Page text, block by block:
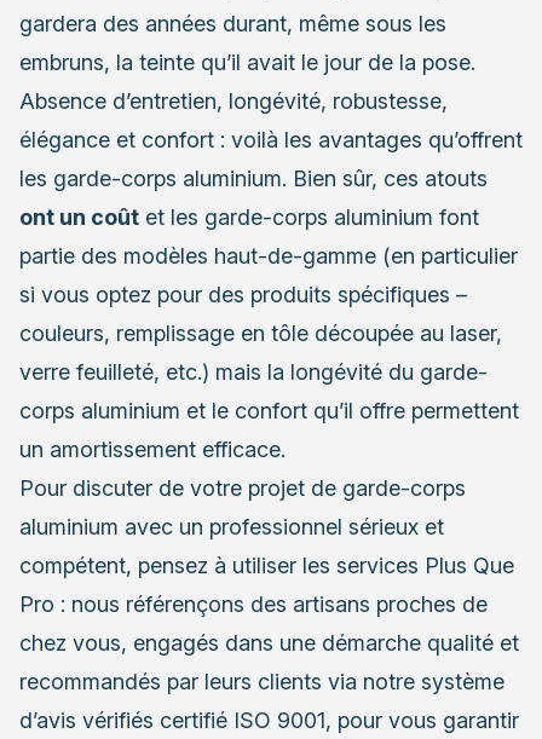
gardera des années durant, même sous les
embruns, la teinte qu’il avait le jour de la pose.
Absence d’entretien, longévité, robustesse,
élégance et confort : voilà les avantages qu’offrent
les garde-corps aluminium. Bien sûr, ces atouts
ont un coût et les garde-corps aluminium font
partie des modèles haut-de-gamme (en particulier
si vous optez pour des produits spécifiques –
couleurs, remplissage en tôle découpée au laser,
verre feuilleté, etc.) mais la longévité du garde-
corps aluminium et le confort qu’il offre permettent
un amortissement efficace.
Pour discuter de votre projet de garde-corps
aluminium avec un professionnel sérieux et
compétent, pensez à utiliser les services Plus Que
Pro : nous référençons des artisans proches de
chez vous, engagés dans une démarche qualité et
recommandés par leurs clients via notre système
d’avis vérifiés certifié ISO 9001, pour vous garantir